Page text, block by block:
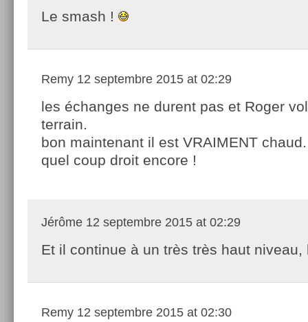
Le smash !
Remy 12 septembre 2015 at 02:29
les échanges ne durent pas et Roger
terrain.
bon maintenant il est VRAIMENT chaud.
quel coup droit encore !
Jérôme 12 septembre 2015 at 02:29
Et il continue à un très très haut niveau,
Remy 12 septembre 2015 at 02:30